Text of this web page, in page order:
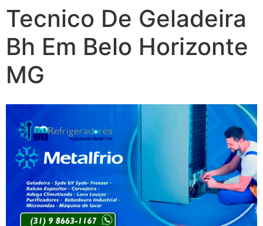
Tecnico De Geladeira
Bh Em Belo Horizonte
MG